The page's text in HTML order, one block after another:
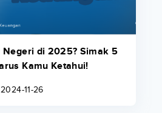
Negeri di 2025? Simak 5
Kamu Ketahui!
2024-11-26